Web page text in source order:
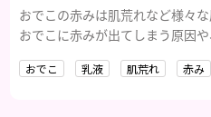
おでこの赤みは肌荒れなど様々
おでこに赤みが出てしまう原因
おでこ 乳液 肌荒れ 赤み